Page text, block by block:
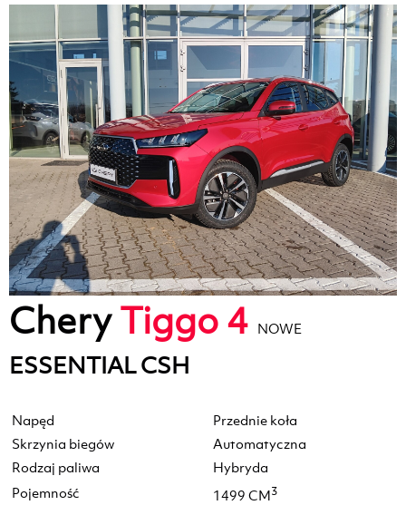
CheryTiggo 4 NOWE
ESSENTIAL CSH
Napęd
Przednie koła
Skrzynia biegów
Automatyczna
Rodzaj paliwa
Hybryda
Pojemność
1499 CM3